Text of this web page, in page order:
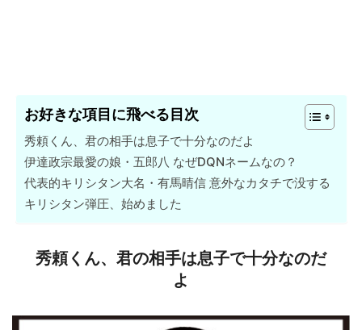
お好きな項目に飛べる目次
秀頼くん、君の相手は息子で十分なのだよ
伊達政宗最愛の娘・五郎八 なぜDQNネームなの？
代表的キリシタン大名・有馬晴信 意外なカタチで没する
キリシタン弾圧、始めました
秀頼くん、君の相手は息子で十分なのだ
よ